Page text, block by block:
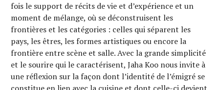
fois le support de récits de vie et d’expérience et un
moment de mélange, où se déconstruisent les
frontières et les catégories : celles qui séparent les
pays, les êtres, les formes artistiques ou encore la
frontière entre scène et salle. Avec la grande simplicité
et le sourire qui le caractérisent, Jaha Koo nous invite à
une réflexion sur la façon dont l’identité de l’émigré se